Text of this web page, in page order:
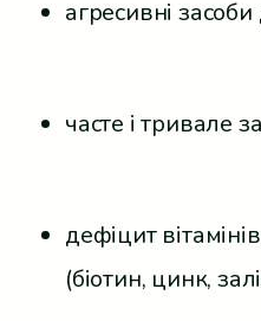
агресивні
часте і тривале
дефіцит
(біотин, цинк,